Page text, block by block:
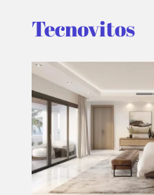
Tecnovitos